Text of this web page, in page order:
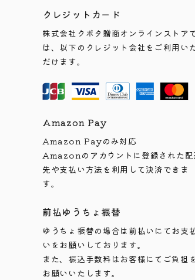
クレジットカード
株式会社クボタ贈商オンラインストア
は、以下のクレジット会社をご利用い
だけます。
Amazon Pay
Amazon Payのみ対応
Amazonのアカウントに登録された配
先や支払い方法を利用して決済できま
す。
前払ゆうちょ振替
ゆうちょ振替の場合は前払いにてお支
いをお願いしております。
また、振込手数料はお客様にてご負担を
お願いいたします。